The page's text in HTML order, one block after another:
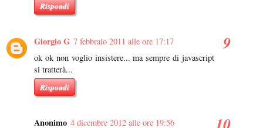
Rispondi
Giorgio G 7 febbraio 2011 alle ore 17:17
ok ok non voglio insistere... ma sempre di javascript
si tratterà...
Rispondi
Anonimo 4 dicembre 2012 alle ore 19:56